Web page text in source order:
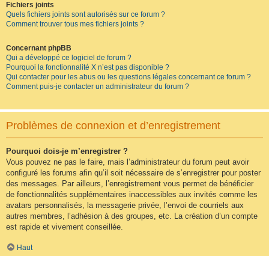
Fichiers joints
Quels fichiers joints sont autorisés sur ce forum ?
Comment trouver tous mes fichiers joints ?
Concernant phpBB
Qui a développé ce logiciel de forum ?
Pourquoi la fonctionnalité X n’est pas disponible ?
Qui contacter pour les abus ou les questions légales concernant ce forum ?
Comment puis-je contacter un administrateur du forum ?
Problèmes de connexion et d’enregistrement
Pourquoi dois-je m’enregistrer ?
Vous pouvez ne pas le faire, mais l’administrateur du forum peut avoir
configuré les forums afin qu’il soit nécessaire de s’enregistrer pour poster
des messages. Par ailleurs, l’enregistrement vous permet de bénéficier
de fonctionnalités supplémentaires inaccessibles aux invités comme les
avatars personnalisés, la messagerie privée, l’envoi de courriels aux
autres membres, l’adhésion à des groupes, etc. La création d’un compte
est rapide et vivement conseillée.
Haut